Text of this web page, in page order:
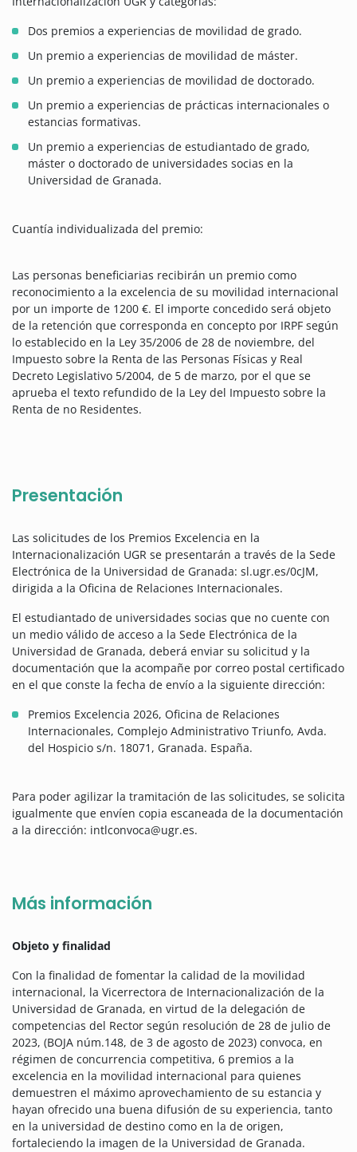
Dos premios a experiencias de movilidad de grado.
Un premio a experiencias de movilidad de máster.
Un premio a experiencias de movilidad de doctorado.
Un premio a experiencias de prácticas internacionales o
estancias formativas.
Un premio a experiencias de estudiantado de grado,
máster o doctorado de universidades socias en la
Universidad de Granada.
Cuantía individualizada del premio:
Las personas beneficiarias recibirán un premio como
reconocimiento a la excelencia de su movilidad internacional
por un importe de 1200 €. El importe concedido será objeto
de la retención que corresponda en concepto por IRPF según
lo establecido en la Ley 35/2006 de 28 de noviembre, del
Impuesto sobre la Renta de las Personas Físicas y Real
Decreto Legislativo 5/2004, de 5 de marzo, por el que se
aprueba el texto refundido de la Ley del Impuesto sobre la
Renta de no Residentes.
Presentación
Las solicitudes de los Premios Excelencia en la
Internacionalización UGR se presentarán a través de la Sede
Electrónica de la Universidad de Granada: sl.ugr.es/0cJM,
dirigida a la Oficina de Relaciones Internacionales.
El estudiantado de universidades socias que no cuente con
un medio válido de acceso a la Sede Electrónica de la
Universidad de Granada, deberá enviar su solicitud y la
documentación que la acompañe por correo postal certificado
en el que conste la fecha de envío a la siguiente dirección:
Premios Excelencia 2026, Oficina de Relaciones
Internacionales, Complejo Administrativo Triunfo, Avda.
del Hospicio s/n. 18071, Granada. España.
Para poder agilizar la tramitación de las solicitudes, se solicita
igualmente que envíen copia escaneada de la documentación
a la dirección: intlconvoca@ugr.es.
Más información
Objeto y finalidad
Con la finalidad de fomentar la calidad de la movilidad
internacional, la Vicerrectora de Internacionalización de la
Universidad de Granada, en virtud de la delegación de
competencias del Rector según resolución de 28 de julio de
2023, (BOJA núm.148, de 3 de agosto de 2023) convoca, en
régimen de concurrencia competitiva, 6 premios a la
excelencia en la movilidad internacional para quienes
demuestren el máximo aprovechamiento de su estancia y
hayan ofrecido una buena difusión de su experiencia, tanto
en la universidad de destino como en la de origen,
fortaleciendo la imagen de la Universidad de Granada.